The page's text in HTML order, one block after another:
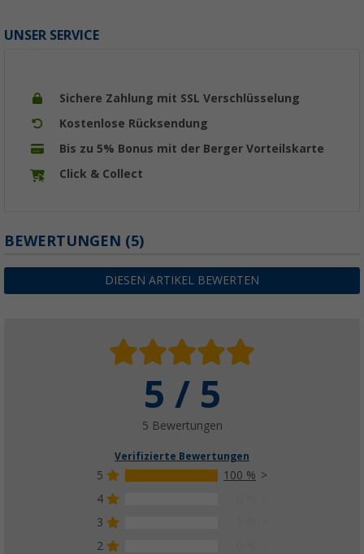
UNSER SERVICE
Sichere Zahlung mit SSL Verschlüsselung
Kostenlose Rücksendung
Bis zu 5% Bonus mit der Berger Vorteilskarte
Click & Collect
BEWERTUNGEN (5)
DIESEN ARTIKEL BEWERTEN
5 / 5
5 Bewertungen
Verifizierte Bewertungen
5
100 %
4
3
2